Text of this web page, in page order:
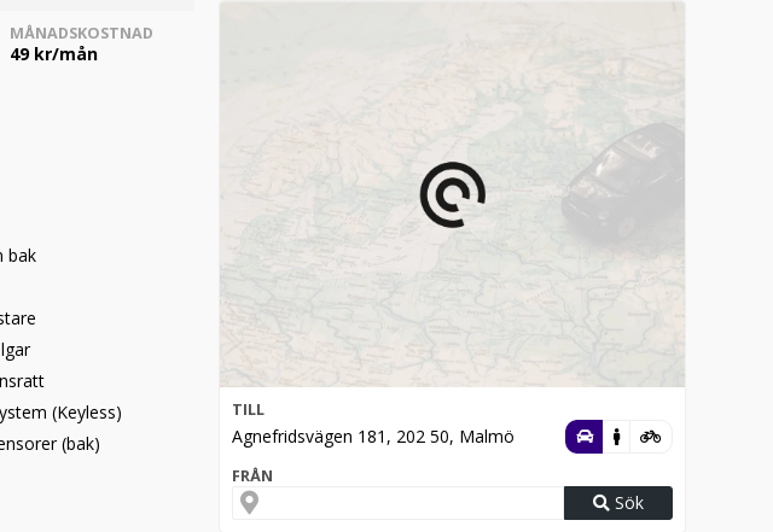
MÅNADSKOSTNAD
49kr/mån
bak
(Keyless)
(bak)
TILL
Agnefridsvägen 181, 202 50, Malmö
FRÅN
Sök